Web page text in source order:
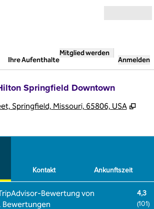
Ihre Aufenthalte
Mitglied werden
Anmelden
Springfield Downtown
Springfield, Missouri, 65806, USA ,
Kontakt Ankunftszeit
4,3
(101)